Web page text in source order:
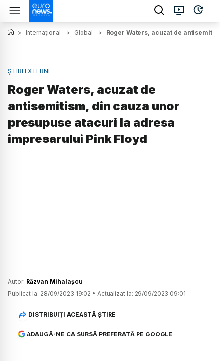
> Internațional > Global > Roger Waters, acuzat de
ȘTIRI EXTERNE
Roger Waters, acuzat de
antisemitism, din cauza unor
presupuse atacuri la adresa
impresarului Pink Floyd
Autor: Răzvan Mihalașcu
Publicat la: 28/09/2023 19:02 • Actualizat la: 29/09/2023 09:01
DISTRIBUIȚI ACEASTĂ ȘTIRE
ADAUGĂ-NE CA SURSĂ PREFERATĂ PE GOOGLE